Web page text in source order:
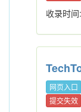
收录时
网页入口
提交失效